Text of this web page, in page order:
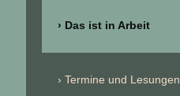
Das ist in Arbeit
Termine und Lesungen